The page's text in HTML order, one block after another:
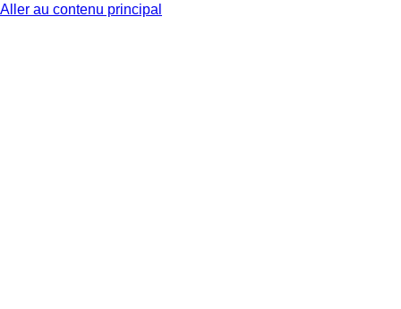
Aller au contenu principal